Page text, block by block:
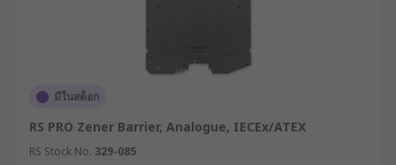
ระดับ และมิเตอร์วัดการไหล ซึ่งจะช่วยให้เครื่อง
ความเสี่ยงสูง ซึ่งซีเนอร์แบร์ริเออร์ และ กัลวานิก
แบร์ริเออร์ที่มีคุณภาพ จะช่วยป้องกันอันตรายที่
มีในสต็อก
RS PRO Zener Barrier, Analogue, IECEx/ATEX
RS Stock No. 329-085